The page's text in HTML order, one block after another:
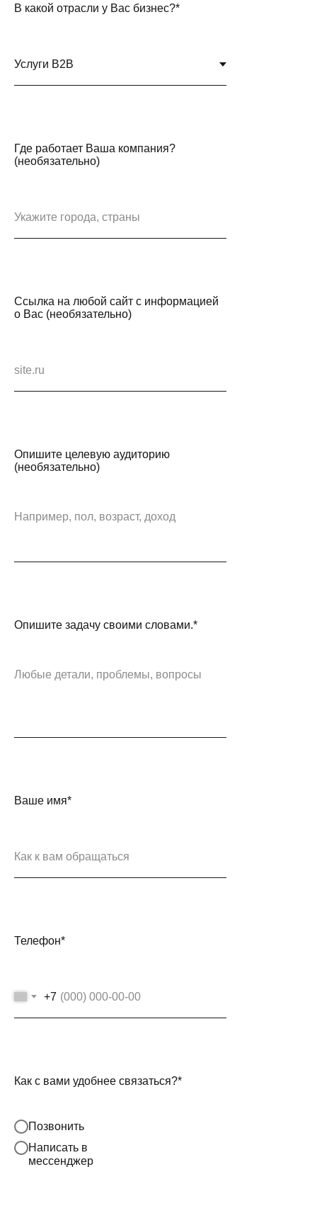
В какой отрасли у Вас бизнес?*
Где работает Ваша компания?
(необязательно)
Ссылка на любой сайт с информацией
о Вас (необязательно)
Опишите целевую аудиторию
(необязательно)
Опишите задачу своими словами.*
Ваше имя*
Телефон*
+7
Как с вами удобнее связаться?*
Позвонить
Написать в
мессенджер